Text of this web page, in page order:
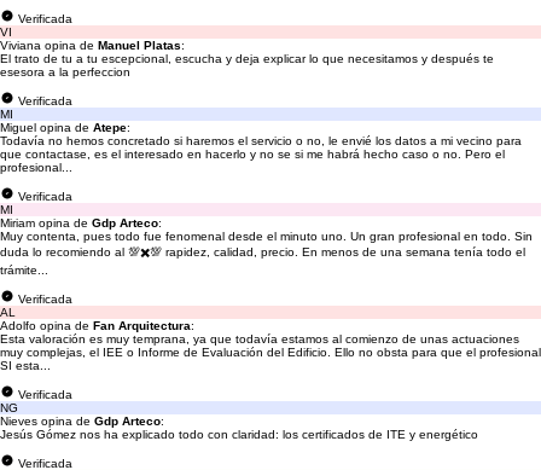
Verificada
VI
Viviana opina de Manuel Platas:
El trato de tu a tu escepcional, escucha y deja explicar lo que necesitamos y después te
esesora a la perfeccion
Verificada
MI
Miguel opina de Atepe:
Todavía no hemos concretado si haremos el servicio o no, le envié los datos a mi vecino para
que contactase, es el interesado en hacerlo y no se si me habrá hecho caso o no. Pero el
profesional...
Verificada
MI
Miriam opina de Gdp Arteco:
Muy contenta, pues todo fue fenomenal desde el minuto uno. Un gran profesional en todo. Sin
duda lo recomiendo al 💯✖️💯 rapidez, calidad, precio. En menos de una semana tenía todo el
trámite...
Verificada
AL
Adolfo opina de Fan Arquitectura:
Esta valoración es muy temprana, ya que todavía estamos al comienzo de unas actuaciones
muy complejas, el IEE o Informe de Evaluación del Edificio. Ello no obsta para que el profesional
SI esta...
Verificada
NG
Nieves opina de Gdp Arteco:
Jesús Gómez nos ha explicado todo con claridad: los certificados de ITE y energético
Verificada